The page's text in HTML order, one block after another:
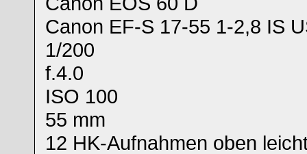
Canon EF-S 17-55 1-2,8 IS
1/200
f.4.0
ISO 100
55 mm
12 HK-Aufnahmen oben